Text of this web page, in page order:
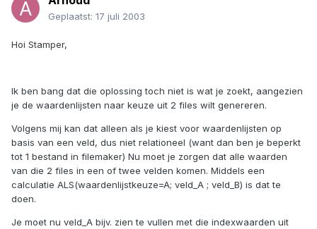
Geplaatst: 17 juli 2003
Hoi Stamper,
Ik ben bang dat die oplossing toch niet is wat je zoekt, aangezien
je de waardenlijsten naar keuze uit 2 files wilt genereren.
Volgens mij kan dat alleen als je kiest voor waardenlijsten op
basis van een veld, dus niet relationeel (want dan ben je beperkt
tot 1 bestand in filemaker) Nu moet je zorgen dat alle waarden
van die 2 files in een of twee velden komen. Middels een
calculatie ALS(waardenlijstkeuze=A; veld_A ; veld_B) is dat te
doen.
Je moet nu veld_A bijv. zien te vullen met die indexwaarden uit